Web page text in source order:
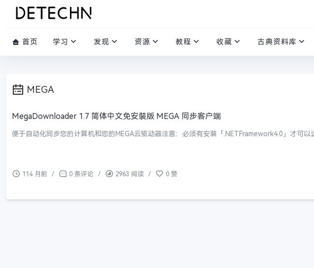
首页 学习 发现 资源 教程 收藏 古典资料库
MEGA
MegaDownloader 1.7 简体中文免安裝版 MEGA 同步客户端
便于自动化同步您的计算机和您的MEGA云驱动器注意：必须有安裝「.NETFramework4.0」才可以
114 月前 / 0 条评论 / 2963 阅读 / 0 赞